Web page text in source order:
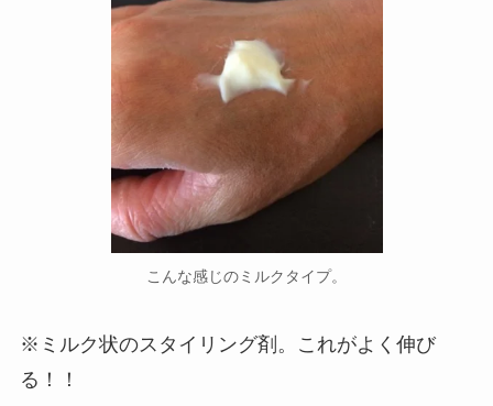
こんな感じのミルクタイプ。
※ミルク状のスタイリング剤。これがよく伸び
る！！